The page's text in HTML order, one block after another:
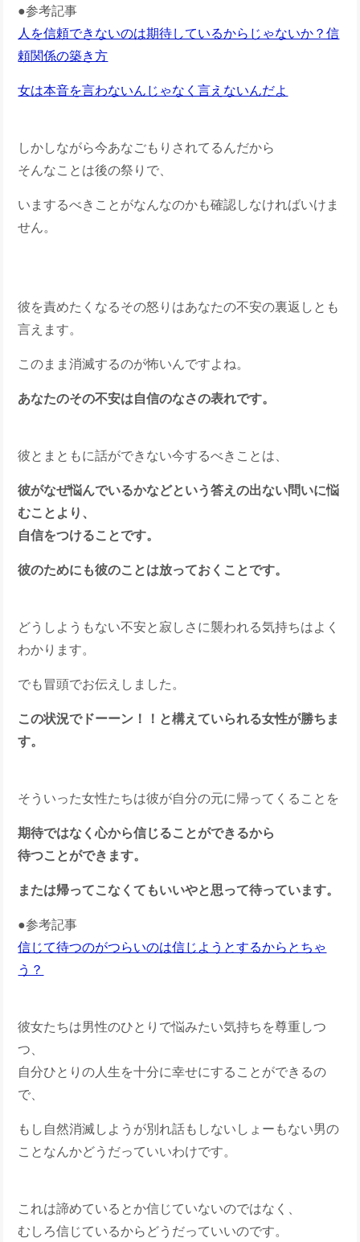
●参考記事
人を信頼できないのは期待しているからじゃないか？信
頼関係の築き方
女は本音を言わないんじゃなく言えないんだよ
しかしながら今あなごもりされてるんだから
そんなことは後の祭りで、
いまするべきことがなんなのかも確認しなければいけま
せん。
彼を責めたくなるその怒りはあなたの不安の裏返しとも
言えます。
このまま消滅するのが怖いんですよね。
あなたのその不安は自信のなさの表れです。
彼とまともに話ができない今するべきことは、
彼がなぜ悩んでいるかなどという答えの出ない問いに悩
むことより、
自信をつけることです。
彼のためにも彼のことは放っておくことです。
どうしようもない不安と寂しさに襲われる気持ちはよく
わかります。
でも冒頭でお伝えしました。
この状況でドーーン！！と構えていられる女性が勝ちま
す。
そういった女性たちは彼が自分の元に帰ってくることを
期待ではなく心から信じることができるから
待つことができます。
または帰ってこなくてもいいやと思って待っています。
●参考記事
信じて待つのがつらいのは信じようとするからとちゃ
う？
彼女たちは男性のひとりで悩みたい気持ちを尊重しつ
つ、
自分ひとりの人生を十分に幸せにすることができるの
で、
もし自然消滅しようが別れ話もしないしょーもない男の
ことなんかどうだっていいわけです。
これは諦めているとか信じていないのではなく、
むしろ信じているからどうだっていいのです。